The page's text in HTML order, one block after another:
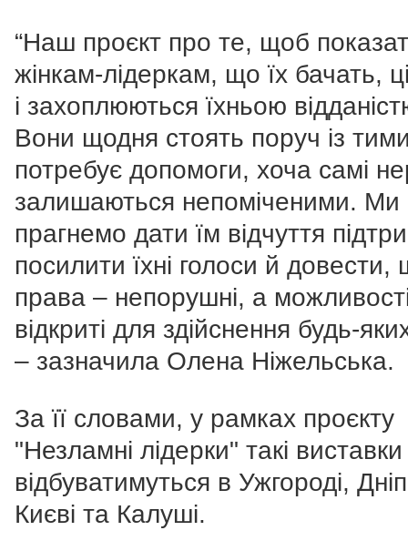
“Наш проєкт про те, щоб
жінкам-лідеркам, що їх бачать,
і захоплюються їхньою
Вони щодня стоять поруч із
потребує допомоги, хоча самі
залишаються непоміченими. Ми
прагнемо дати їм відчуття
посилити їхні голоси й довести,
права – непорушні, а
відкриті для здійснення будь-
– зазначила Олена Ніжельська.
За її словами, у рамках проєкту
"Незламні лідерки" такі виставки
відбуватимуться в Ужгороді,
Києві та Калуші.